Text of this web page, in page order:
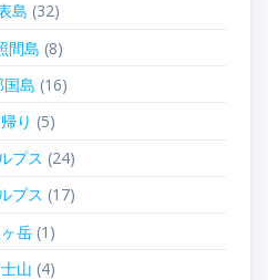
島 (32)
間島 (8)
国島 (16)
り (5)
プス (24)
プス (17)
岳(1)
山 (4)